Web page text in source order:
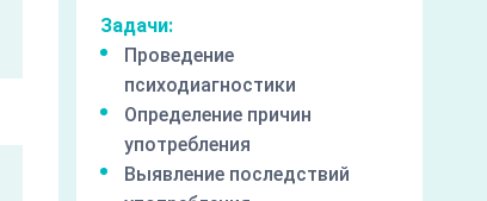
Задачи:
Проведение
психодиагностики
Определение причин
употребления
Выявление последствий